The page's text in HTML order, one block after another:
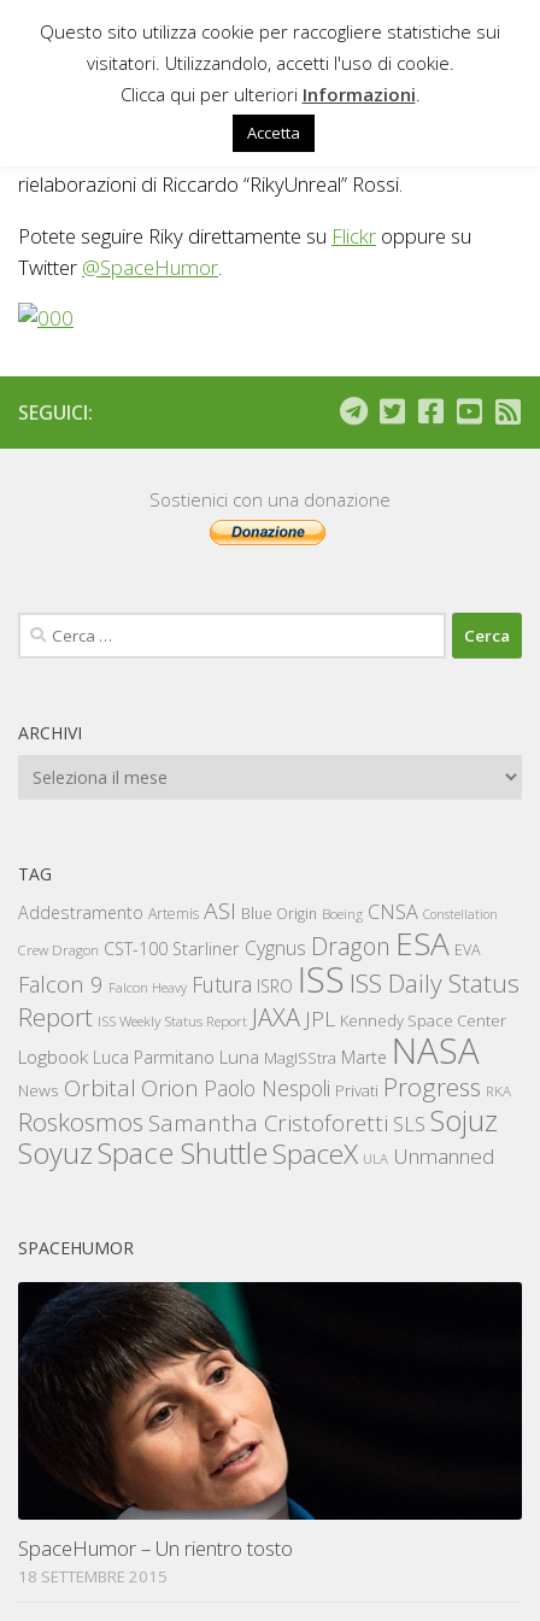
Sotto il contenuto
SPACE HUMOR
Ecco la galleria fotografica con tutte le divertenti
rielaborazioni di Riccardo “RikyUnreal” Rossi.
Potete seguire Riky direttamente su Flickr oppure su
Twitter @SpaceHumor.
SEGUICI:
Sostienici con una donazione
Ricerca
per:
ARCHIVI
Archivi
TAG
Addestramento Artemis ASI Blue Origin Boeing CNSA Constellation
Crew Dragon CST-100 Starliner Cygnus Dragon ESA EVA
Falcon 9 Falcon Heavy Futura ISRO ISS ISS Daily Status
Report ISS Weekly Status Report JAXA JPL Kennedy Space Center
Logbook Luca Parmitano Luna MagISStra Marte NASA
News Orbital Orion Paolo Nespoli Privati Progress RKA
Roskosmos Samantha Cristoforetti SLS Sojuz
SoyuzSpace ShuttleSpaceX ULA Unmanned
SPACEHUMOR
SpaceHumor – Un rientro tosto
18 SETTEMBRE 2015
Questo sito utilizza cookie per raccogliere statistiche sui
visitatori. Utilizzandolo, accetti l'uso di cookie.
Clicca qui per ulteriori Informazioni
Accetta